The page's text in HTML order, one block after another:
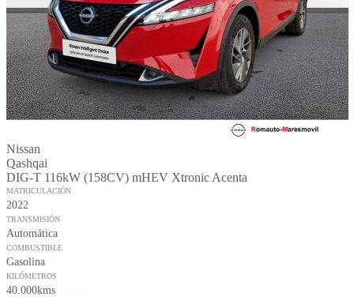
Nissan
Qashqai
DIG-T 116kW (158CV) mHEV Xtronic Acenta
MATRICULACIÓN
2022
TRANSMISIÓN
Automática
COMBUSTIBLE
Gasolina
KILÓMETROS
40.000kms